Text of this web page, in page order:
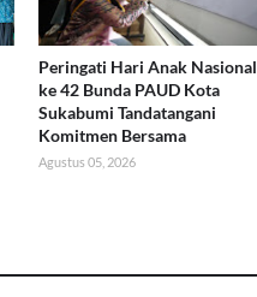
Peringati Hari Anak Nasional
ke 42 Bunda PAUD Kota
Sukabumi Tandatangani
Komitmen Bersama
Agustus 05, 2026